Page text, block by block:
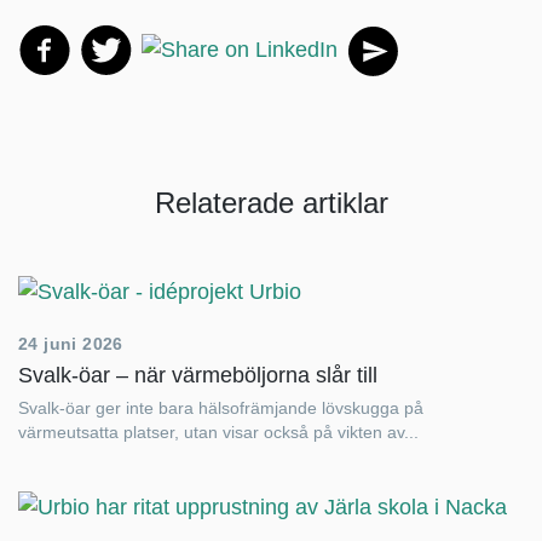
Relaterade artiklar
24 juni 2026
Svalk-öar – när värmeböljorna slår till
Svalk-öar ger inte bara hälsofrämjande lövskugga på
värmeutsatta platser, utan visar också på vikten av...